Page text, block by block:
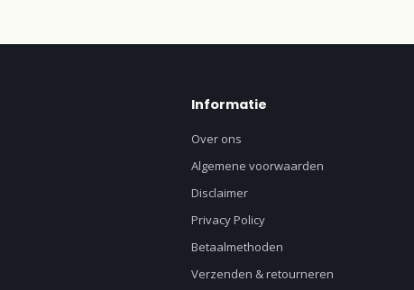
Informatie
Over ons
Algemene voorwaarden
Disclaimer
Privacy Policy
Betaalmethoden
Verzenden & retourneren